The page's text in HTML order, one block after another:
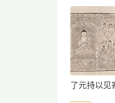
了元持以见